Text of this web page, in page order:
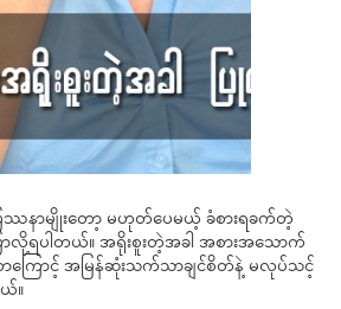
ဿနာမျိုးတော့ မဟုတ်ပေမယ့် ခံစားရခက်တဲ့
ာလို့ရပါတယ်။ အရိုးစူးတဲ့အခါ အစားအသောက်
ကြောင့် အမြန်ဆုံးသက်သာချင်စိတ်နဲ့ မလုပ်သင့်
။